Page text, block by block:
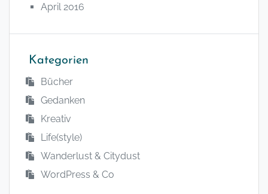
April 2016
Kategorien
Bücher
Gedanken
Kreativ
Life(style)
Wanderlust & Citydust
WordPress & Co